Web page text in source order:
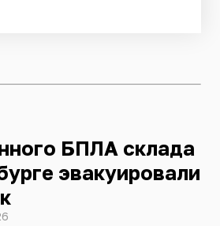
БПЛА склада
эвакуировали